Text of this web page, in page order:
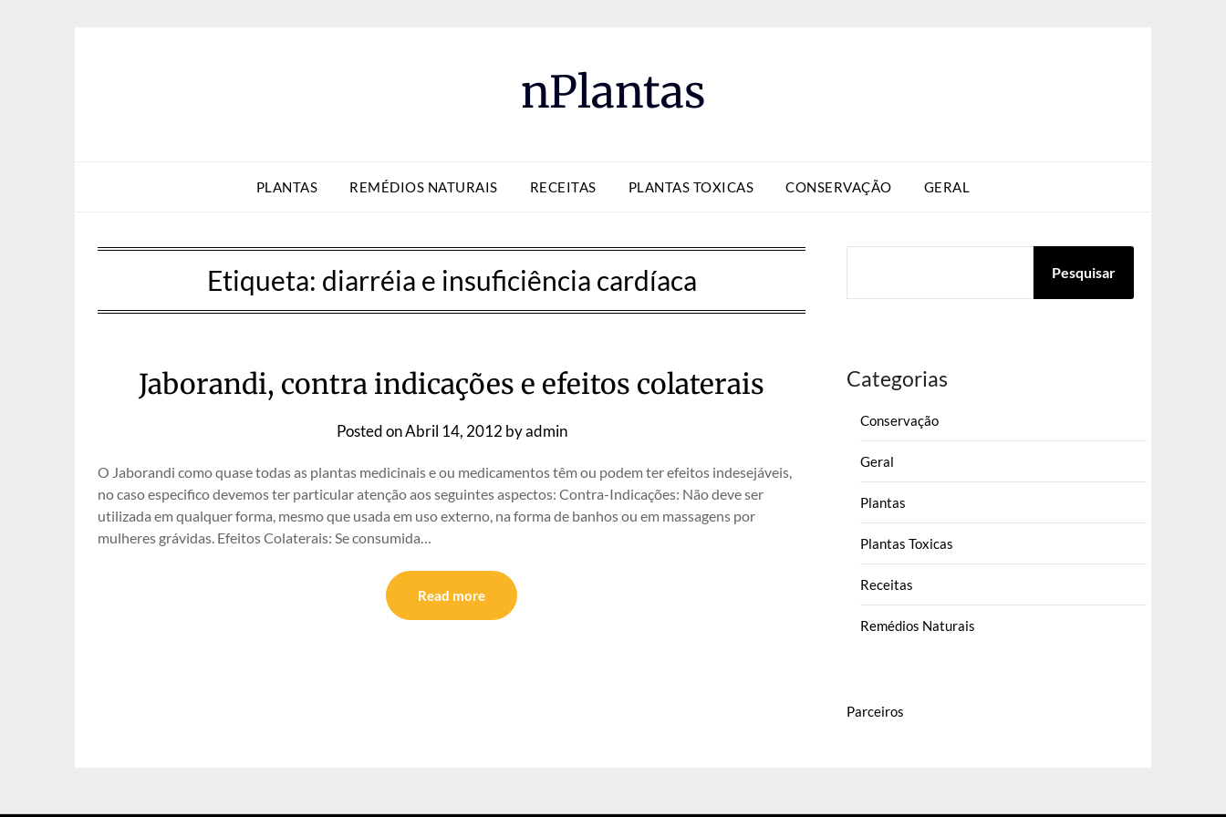
nPlantas
PLANTAS REMÉDIOS NATURAIS RECEITAS PLANTAS TOXICAS CONSERVAÇÃO GERAL
Etiqueta: diarréia e insuficiência cardíaca
Jaborandi, contra indicações e efeitos colaterais
Posted onAbril 14, 2012 byadmin
O Jaborandi como quase todas as plantas medicinais e ou medicamentos têm ou podem ter efeitos indesejáveis,
no caso especifico devemos ter particular atenção aos seguintes aspectos: Contra-Indicações: Não deve ser
utilizada em qualquer forma, mesmo que usada em uso externo, na forma de banhos ou em massagens por
mulheres grávidas. Efeitos Colaterais: Se consumida…
Read more
Pesquisar
Categorias
Conservação
Geral
Plantas
Plantas Toxicas
Receitas
Remédios Naturais
Parceiros